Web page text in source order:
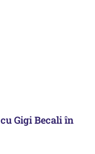
Gigi Becali în